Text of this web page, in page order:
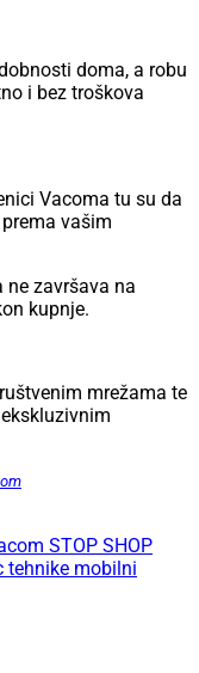
doma, a robu
i bez troškova
Vacoma tu su da
vašim
ne završava na
kupnje.
mrežama te
STOP SHOP
tehnike mobilni